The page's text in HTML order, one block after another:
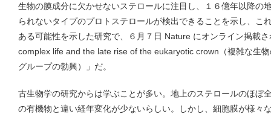
生物の膜成分に欠かせないステロールに注目し、１６億年以降の
られないタイプのプロトステロールが検出できることを示し、こ
ある可能性を示した研究で、６月７日 Nature にオンライン掲載
complex life and the late rise of the eukaryotic crown（複雑な生
グループの勃興）」だ。
古生物学の研究からは学ぶことが多い。地上のステロールのほぼ
の有機物と違い経年変化が少ないらしい。しかし、細胞膜が様々